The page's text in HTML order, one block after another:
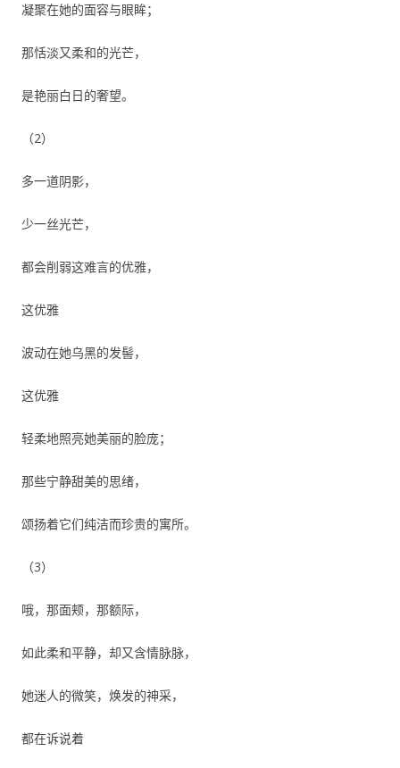
凝聚在她的面容与眼眸；
那恬淡又柔和的光芒，
是艳丽白日的奢望。
（2）
多一道阴影，
少一丝光芒，
都会削弱这难言的优雅，
这优雅
波动在她乌黑的发髻，
这优雅
轻柔地照亮她美丽的脸庞；
那些宁静甜美的思绪，
颂扬着它们纯洁而珍贵的寓所。
（3）
哦，那面颊，那额际，
如此柔和平静，却又含情脉脉，
她迷人的微笑，焕发的神采，
都在诉说着